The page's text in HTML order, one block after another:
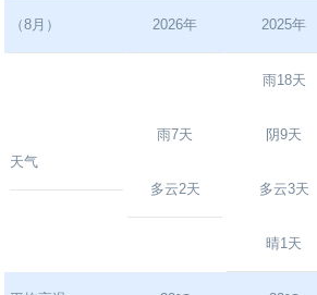
（8月） 2026年 2025年
天气
雨7天
多云2天
雨18天
阴9天
多云3天
晴1天